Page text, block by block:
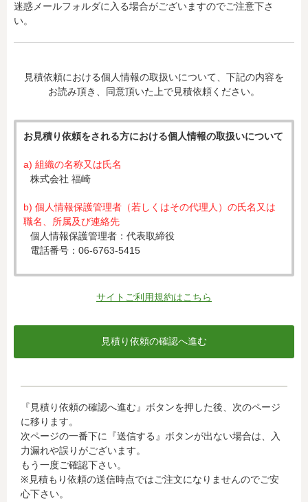
迷惑メールフォルダに入る場合がございますのでご注意下さ
い。
見積依頼における個人情報の取扱いについて、下記の内容を
お読み頂き、同意頂いた上で見積依頼ください。
お見積り依頼をされる方における個人情報の取扱いについて
a) 組織の名称又は氏名
株式会社 福崎
b) 個人情報保護管理者（若しくはその代理人）の氏名又は
職名、所属及び連絡先
個人情報保護管理者：代表取締役
電話番号：06-6763-5415
c) 個人情報の利用目的
入力された個人情報は、お見積り依頼への対応のために利
d) 個人情報の第三者提供について
当社がお客様から収集した以下の個人情報等は、カード発
行会社が行う不正利用検知・防止のために、お客様が利用
されているカード発行会社へ提供させていただきます。(氏
名、電話番号、email アドレス、インターネット利用環境
に関する情報等)
お客様が利用されているカード発行会社が外国にある場
合、これらの情報は当該発行会社が所属する国に移転され
サイトご利用規約はこちら
『見積り依頼の確認へ進む』ボタンを押した後、次のページ
に移ります。
次ページの一番下に『送信する』ボタンが出ない場合は、入
力漏れや誤りがございます。
もう一度ご確認下さい。
※見積もり依頼の送信時点ではご注文になりませんのでご安
心下さい。